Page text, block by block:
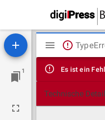
1
Mirador
Viewer
Es ist ein
Technische